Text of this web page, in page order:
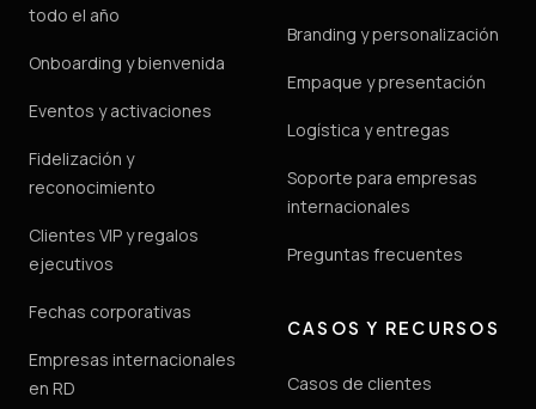
todo el año
Onboarding y bienvenida
Eventos y activaciones
Fidelización y
reconocimiento
Clientes VIP y regalos
ejecutivos
Fechas corporativas
Empresas internacionales
en RD
Branding y personalización
Empaque y presentación
Logística y entregas
Soporte para empresas
internacionales
Preguntas frecuentes
CASOS Y RECURSOS
Casos de clientes